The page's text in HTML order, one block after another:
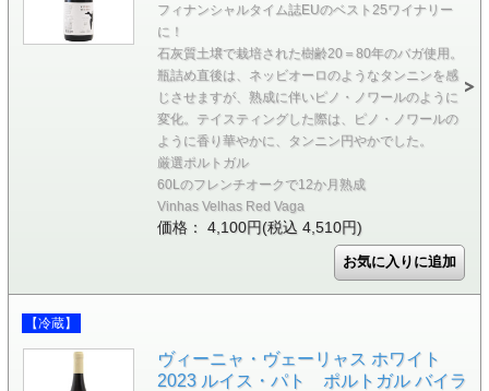
フィナンシャルタイム誌EUのベスト25ワイナリー
に！
石灰質土壌で栽培された樹齢20＝80年のバガ使用。
瓶詰め直後は、ネッビオーロのようなタンニンを感
じさせますが、熟成に伴いピノ・ノワールのように
変化。テイスティングした際は、ピノ・ノワールの
ように香り華やかに、タンニン円やかでした。
厳選ポルトガル
60Lのフレンチオークで12か月熟成
Vinhas Velhas Red Vaga
価格： 4,100円(税込 4,510円)
【冷蔵】
ヴィーニャ・ヴェーリャス ホワイト
2023 ルイス・パト ポルトガル バイラ